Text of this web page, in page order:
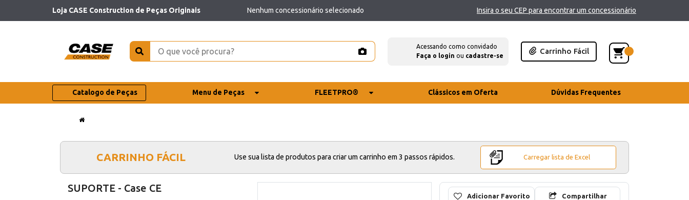
Loja CASE Construction de Peças Originais Nenhum concessionário selecionado Insira o seu CEP para encontrar um concessionário
Acessando como convidado
Faça o login ou cadastre-se
Carrinho Fácil
Catalogo de Peças Menu de Peças FLEETPRO® Clássicos em Oferta Dúvidas Frequentes
CARRINHO FÁCIL Use sua lista de produtos para criar um carrinho em 3 passos rápidos. Carregar lista de Excel
SUPORTE - Case CE
Adicionar Favorito Compartilhar